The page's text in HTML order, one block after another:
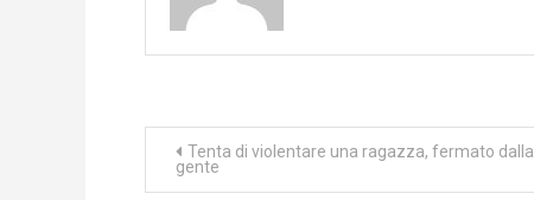
Navigazione
Tenta di violentare una ragazza, fermato dalla
gente